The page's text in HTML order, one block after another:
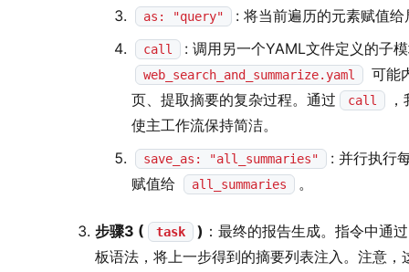
as: "query" : 将当前遍历的元素赋值
call : 调用另一个YAML文件定义的子
web_search_and_summarize.yaml
可能
页、提取摘要的复杂过程。通过
call
使主工作流保持简洁。
save_as: "all_summaries"
: 并行执行
赋值给
all_summaries 。
步骤3 ( task ) ：最终的报告生成。指令中通
板语法，将上一步得到的摘要列表注入。注意，